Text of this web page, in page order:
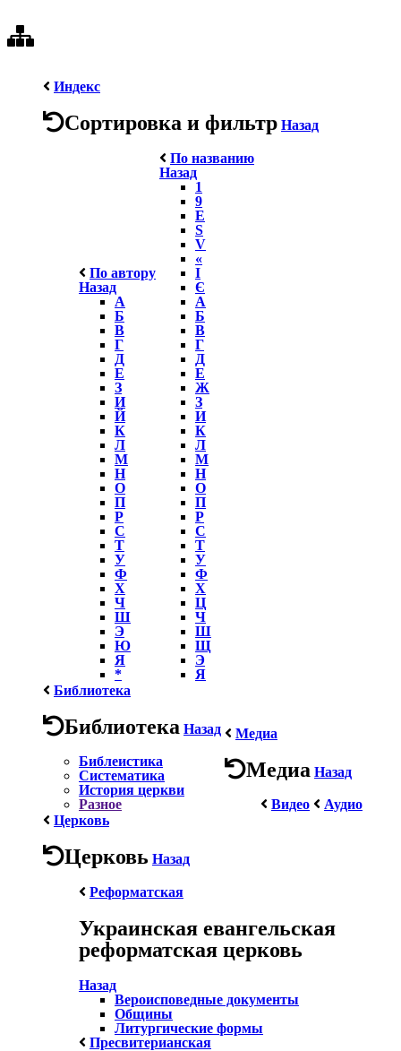
Индекс
Сортировка и фильтр Назад
По автору
Назад
А
Б
В
Г
Д
Е
З
И
Й
К
Л
М
Н
О
П
Р
С
Т
У
Ф
Х
Ч
Ш
Э
Ю
Я
*
По названию
Назад
1
9
E
S
V
«
І
Є
А
Б
В
Г
Д
Е
Ж
З
И
К
Л
М
Н
О
П
Р
С
Т
У
Ф
Х
Ц
Ч
Ш
Щ
Э
Я
Библиотека
Библиотека Назад
Библеистика
Систематика
История церкви
Разное
Медиа
Медиа Назад
Видео
Аудио
Церковь
Церковь Назад
Реформатская
Украинская евангельская
реформатская церковь
Назад
Вероисповедные документы
Общины
Литургические формы
Пресвитерианская